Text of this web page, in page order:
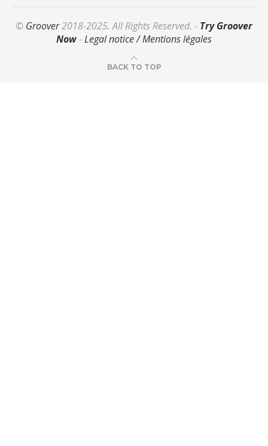
© Groover2018-2025. All Rights Reserved. - Try Groover
Now-Legal notice / Mentions légales
BACK TO TOP